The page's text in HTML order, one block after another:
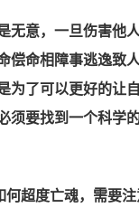
意，一旦伤害他
命相障事逃逸致
为了可以更好的让
须要找到一个科